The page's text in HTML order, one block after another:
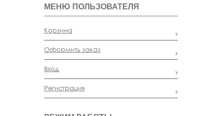
МЕНЮ ПОЛЬЗОВАТЕЛЯ
Корзина
Оформить заказ
Вход
Регистрация